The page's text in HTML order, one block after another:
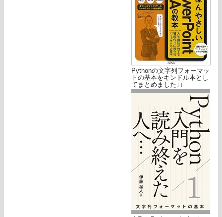
Pythonの文字列フォーマッ
トの基本をキンドル本とし
てまとめました↓↓